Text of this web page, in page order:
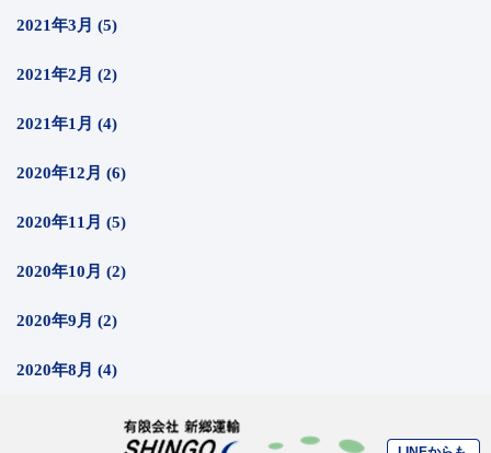
2021年3月 (5)
2021年2月 (2)
2021年1月 (4)
2020年12月 (6)
2020年11月 (5)
2020年10月 (2)
2020年9月 (2)
2020年8月 (4)